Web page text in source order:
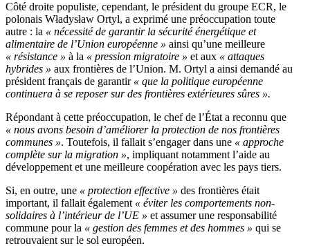
Côté droite populiste, cependant, le président du groupe ECR, le
polonais Władysław Ortyl, a exprimé une préoccupation toute
autre : la « nécessité de garantir la sécurité énergétique et
alimentaire de l’Union européenne » ainsi qu’une meilleure
« résistance » à la « pression migratoire » et aux « attaques
hybrides » aux frontières de l’Union. M. Ortyl a ainsi demandé au
président français de garantir « que la politique européenne
continuera à se reposer sur des frontières extérieures sûres ».
Répondant à cette préoccupation, le chef de l’État a reconnu que
« nous avons besoin d’améliorer la protection de nos frontières
communes ». Toutefois, il fallait s’engager dans une « approche
complète sur la migration », impliquant notamment l’aide au
développement et une meilleure coopération avec les pays tiers.
Si, en outre, une « protection effective » des frontières était
important, il fallait également « éviter les comportements non-
solidaires à l’intérieur de l’UE » et assumer une responsabilité
commune pour la « gestion des femmes et des hommes » qui se
retrouvaient sur le sol européen.